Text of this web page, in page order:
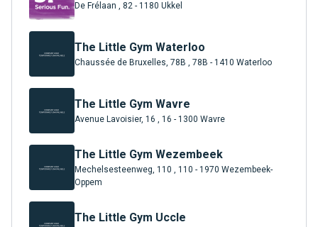
De Frélaan , 82 - 1180 Ukkel
The Little Gym Waterloo
Chaussée de Bruxelles, 78B , 78B - 1410 Waterloo
The Little Gym Wavre
Avenue Lavoisier, 16 , 16 - 1300 Wavre
The Little Gym Wezembeek
Mechelsesteenweg, 110 , 110 - 1970 Wezembeek-
Oppem
The Little Gym Uccle